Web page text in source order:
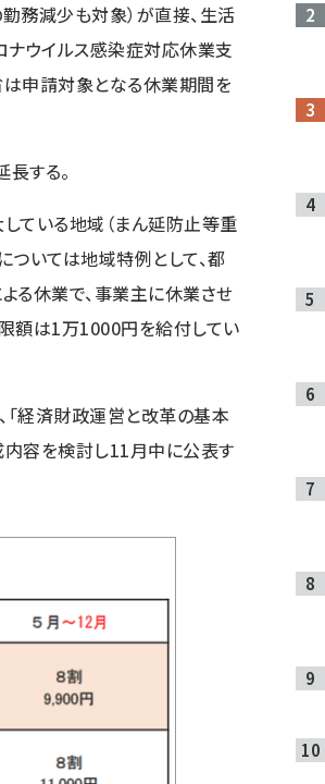
務減少も対象）が直接、生活
ナウイルス感染症対応休業支
は申請対象となる休業期間を
する。
ている地域（まん延防止等重
いては地域特例として、都
る休業で、事業主に休業させ
額は1万1000円を給付してい
経済財政運営と改革の基本
内容を検討し11月中に公表す